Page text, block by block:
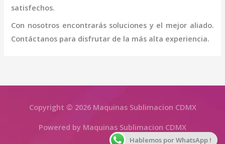
satisfechos.
Con nosotros encontrarás soluciones y el mejor aliado.
Contáctanos para disfrutar de la más alta experiencia.
Copyright © 2026 Maquinas Sublimacion CDMX
Powered by Maquinas Sublimacion CDMX
Hablemos por WhatsApp !